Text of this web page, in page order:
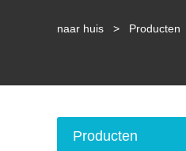
naar huis > Producten
Producten